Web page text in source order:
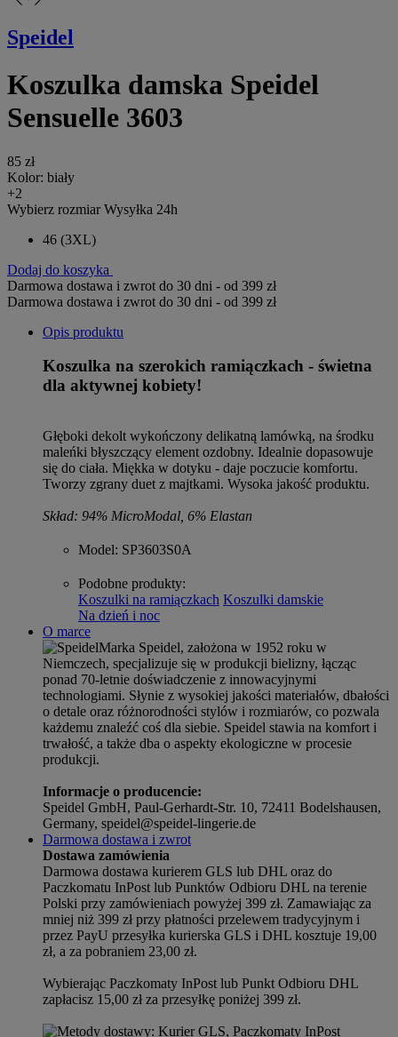
Speidel
Koszulka damska Speidel
Sensuelle 3603
85 zł
Kolor: biały
+2
Wybierz rozmiar Wysyłka 24h
46 (3XL)
Dodaj do koszyka
Darmowa dostawa i zwrot do 30 dni - od 399 zł
Darmowa dostawa i zwrot do 30 dni - od 399 zł
Opis produktu
Koszulka na szerokich ramiączkach - świetna
dla aktywnej kobiety!
Głęboki dekolt wykończony delikatną lamówką, na środku
maleńki błyszczący element ozdobny. Idealnie dopasowuje
się do ciała. Miękka w dotyku - daje poczucie komfortu.
Tworzy zgrany duet z majtkami. Wysoka jakość produktu.
Skład: 94% MicroModal, 6% Elastan
Model: SP3603S0A
Podobne produkty:
Koszulki na ramiączkach Koszulki damskie
Na dzień i noc
O marce
Marka Speidel, założona w 1952 roku w
Niemczech, specjalizuje się w produkcji bielizny, łącząc
ponad 70-letnie doświadczenie z innowacyjnymi
technologiami. Słynie z wysokiej jakości materiałów, dbałości
o detale oraz różnorodności stylów i rozmiarów, co pozwala
każdemu znaleźć coś dla siebie. Speidel stawia na komfort i
trwałość, a także dba o aspekty ekologiczne w procesie
produkcji.
Informacje o producencie:
Speidel GmbH, Paul-Gerhardt-Str. 10, 72411 Bodelshausen,
Germany, speidel@speidel-lingerie.de
Darmowa dostawa i zwrot
Dostawa zamówienia
Darmowa dostawa kurierem GLS lub DHL oraz do
Paczkomatu InPost lub Punktów Odbioru DHL na terenie
Polski przy zamówieniach powyżej 399 zł. Zamawiając za
mniej niż 399 zł przy płatności przelewem tradycyjnym i
przez PayU przesyłka kurierska GLS i DHL kosztuje 19,00
zł, a za pobraniem 23,00 zł.
Wybierając Paczkomaty InPost lub Punkt Odbioru DHL
zapłacisz 15,00 zł za przesyłkę poniżej 399 zł.